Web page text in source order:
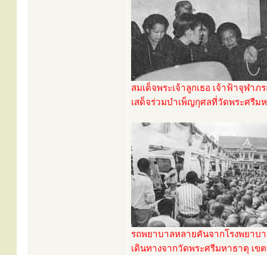
สมเด็จพระเจ้าลูกเธอ เจ้าฟ้าจุฬา
เสด็จร่วมบำเพ็ญกุศลที่วัดพระศรีม
รถพยาบาลหลายคันจากโรงพยาบ
เดินทางจากวัดพระศรีมหาธาตุ เ